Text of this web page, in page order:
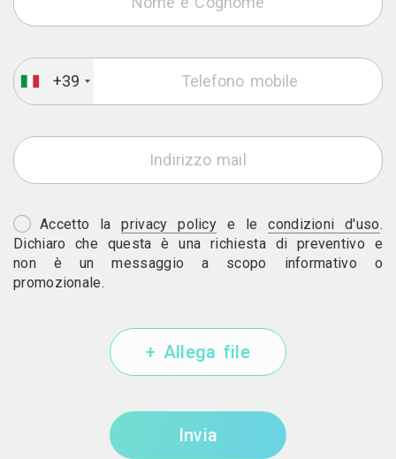
+39
Accetto laprivacy policy e lecondizioni d'uso.
Dichiaro che questa è una richiesta di preventivo e
non è un messaggio a scopo informativo o
promozionale.
+ Allega file
Invia